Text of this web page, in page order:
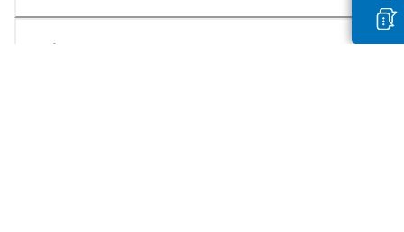
Boutique